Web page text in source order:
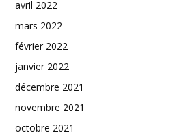
avril 2022
mars 2022
février 2022
janvier 2022
décembre 2021
novembre 2021
octobre 2021